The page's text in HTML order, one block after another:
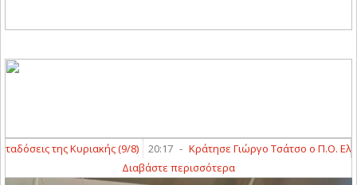
της Κυριακής (9/8) 20:17 - Κράτησε Γιώργο Τσάτσο ο Π.Ο.
Διαβάστε περισσότερα